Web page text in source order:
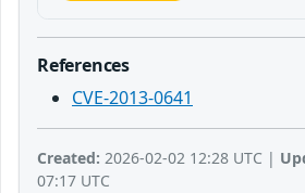
References
CVE-2013-0641
Created: 2026-02-02 12:28 UTC |
07:17 UTC